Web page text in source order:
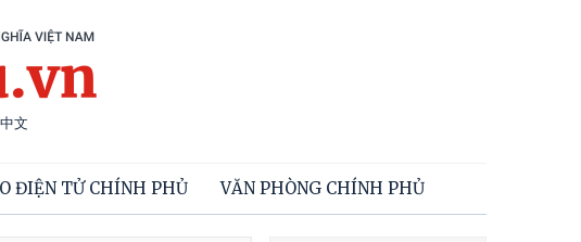
中文
ĐIỆN TỬ CHÍNH PHỦ VĂN PHÒNG CHÍNH PHỦ